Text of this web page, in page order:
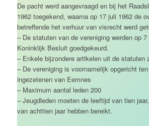
De pacht werd aangevraagd en bij het
1962 toegekend, waarna op 17 juli 1962 de
betreffende het verhuur van visrecht werd
– De statuten van de vereniging werden op
Koninklijk Besluit goedgekeurd.
– Enkele bijzondere artikelen uit de statuten
– De vereniging is voornamelijk opgericht
ingezetenen van Eemnes
– Maximum aantal leden 200
– Jeugdleden moeten de leeftijd van tien
van achttien jaar hebben bereikt.